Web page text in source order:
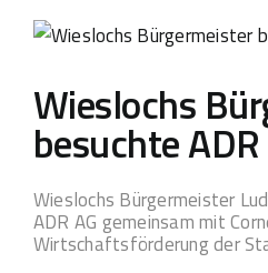
Voir
agrandie
Wieslochs
besuchte ADR
Wieslochs Bürgermeister
ADR AG gemeinsam mit
Wirtschaftsförderung der